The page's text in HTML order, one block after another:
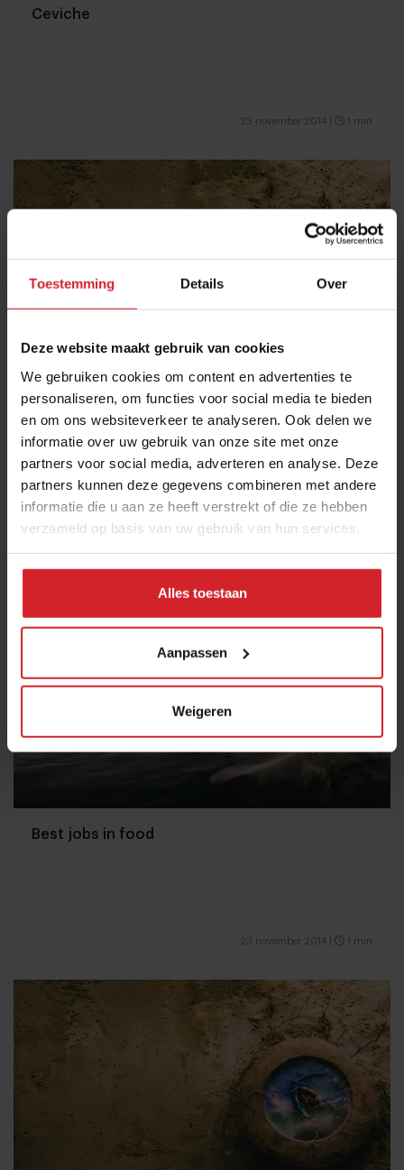
Toestemming Details Over
Deze website maakt gebruik van cookies
We gebruiken cookies om content en advertenties te
personaliseren, om functies voor social media te bieden
en om ons websiteverkeer te analyseren. Ook delen we
informatie over uw gebruik van onze site met onze
partners voor social media, adverteren en analyse. Deze
partners kunnen deze gegevens combineren met andere
informatie die u aan ze heeft verstrekt of die ze hebben
verzameld op basis van uw gebruik van hun services.
Alles toestaan
Aanpassen
Weigeren
Ceviche
23 november 2014 1 min
Pop the bottle
23 november 2014| 1 min
Best jobs in food
23 november 2014 1 min